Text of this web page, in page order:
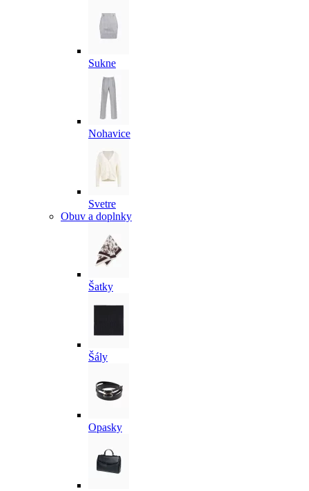
Sukne
Nohavice
Svetre
Obuv a doplnky
Šatky
Šály
Opasky